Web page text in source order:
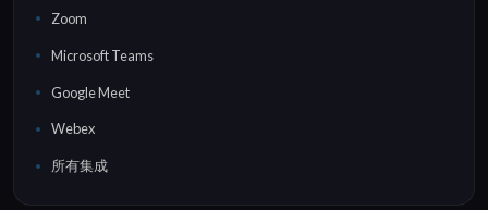
Zoom
Microsoft Teams
Google Meet
Webex
所有集成